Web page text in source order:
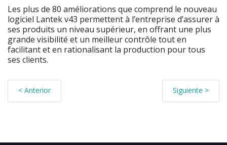
Les plus de 80 améliorations que comprend le nouveau
logiciel Lantek v43 permettent à l’entreprise d’assurer à
ses produits un niveau supérieur, en offrant une plus
grande visibilité et un meilleur contrôle tout en
facilitant et en rationalisant la production pour tous
ses clients.
< Anterior Siguiente >